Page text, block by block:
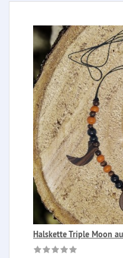
Halskette Triple Moon